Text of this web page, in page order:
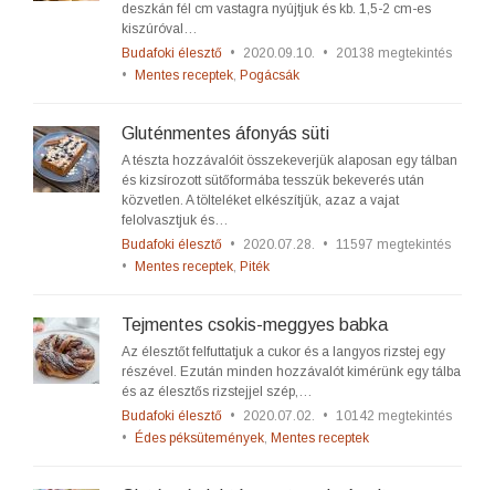
deszkán fél cm vastagra nyújtjuk és kb. 1,5-2 cm-es
kiszúróval…
Budafoki élesztő • 2020.09.10. •
20138 megtekintés
•
Mentes receptek, Pogácsák
Gluténmentes áfonyás süti
A tészta hozzávalóit összekeverjük alaposan egy tálban
és kizsírozott sütőformába tesszük bekeverés után
közvetlen. A tölteléket elkészítjük, azaz a vajat
felolvasztjuk és…
Budafoki élesztő • 2020.07.28. • 11597 megtekintés
•
Mentes receptek, Piték
Tejmentes csokis-meggyes babka
Az élesztőt felfuttatjuk a cukor és a langyos rizstej egy
részével. Ezután minden hozzávalót kimérünk egy tálba
és az élesztős rizstejjel szép,…
Budafoki élesztő • 2020.07.02. • 10142 megtekintés
•
Édes péksütemények, Mentes receptek